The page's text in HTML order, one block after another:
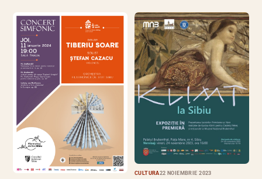
CULTURĂ22 NOIEMBRIE 2023